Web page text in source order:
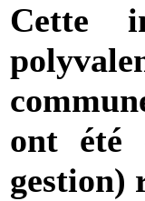
Cette
ont été
gestion)